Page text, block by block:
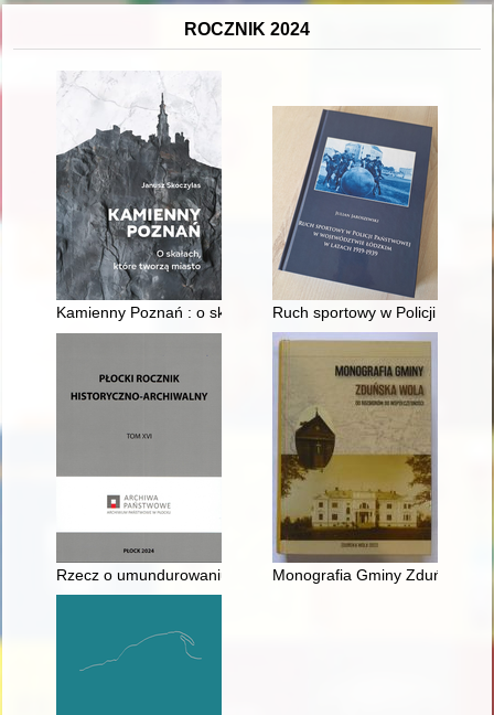
ROCZNIK 2024
Kamienny Poznań : o skałach, które tworzą miasto
Ruch sportowy w Policji
Rzecz o umundurowaniu urzędników Urzędu Municypalnego
Monografia Gminy Zduńska